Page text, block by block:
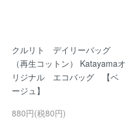
クルリト デイリーバッグ
（再生コットン） Katayamaオ
リジナル エコバッグ 【ベ
ージュ】
880円(税80円)